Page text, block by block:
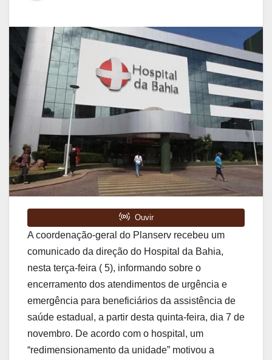
A coordenação-geral do Planserv recebeu um
comunicado da direção do Hospital da Bahia,
nesta terça-feira ( 5), informando sobre o
encerramento dos atendimentos de urgência e
emergência para beneficiários da assistência de
saúde estadual, a partir desta quinta-feira, dia 7 de
novembro. De acordo com o hospital, um
“redimensionamento da unidade” motivou a